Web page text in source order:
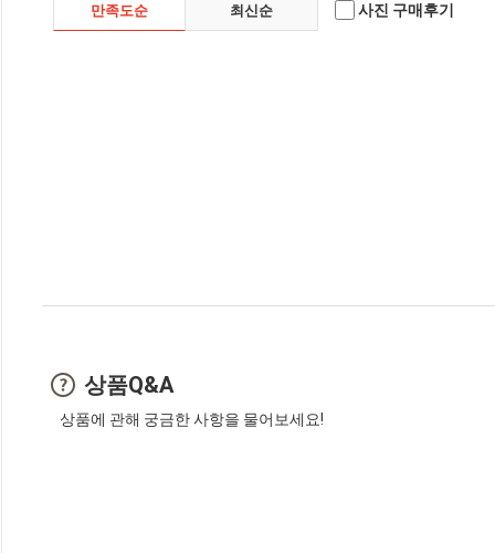
만족도순 최신순 사진 구매후기
상품Q&A
상품에 관해 궁금한 사항을 물어보세요!